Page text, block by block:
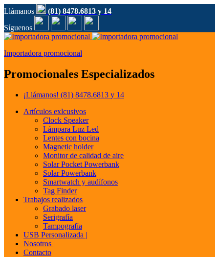
Llámanos
(81) 8478.6813 y 14
Síguenos
Importadora promocional
Promocionales Especializados
¡Llámanos! (81) 8478.6813 y 14
Artículos exlcusivos
Clock Speaker
Lámpara Luz Led
Lentes con bocina
Magnetic holder
Monitor de calidad de aire
Solar Pocket Powerbank
Solar Powerbank
Smartwatch y audífonos
Tag Finder
Trabajos realizados
Grabado laser
Serigrafía
Tampografía
USB Personalizada |
Nosotros |
Contacto